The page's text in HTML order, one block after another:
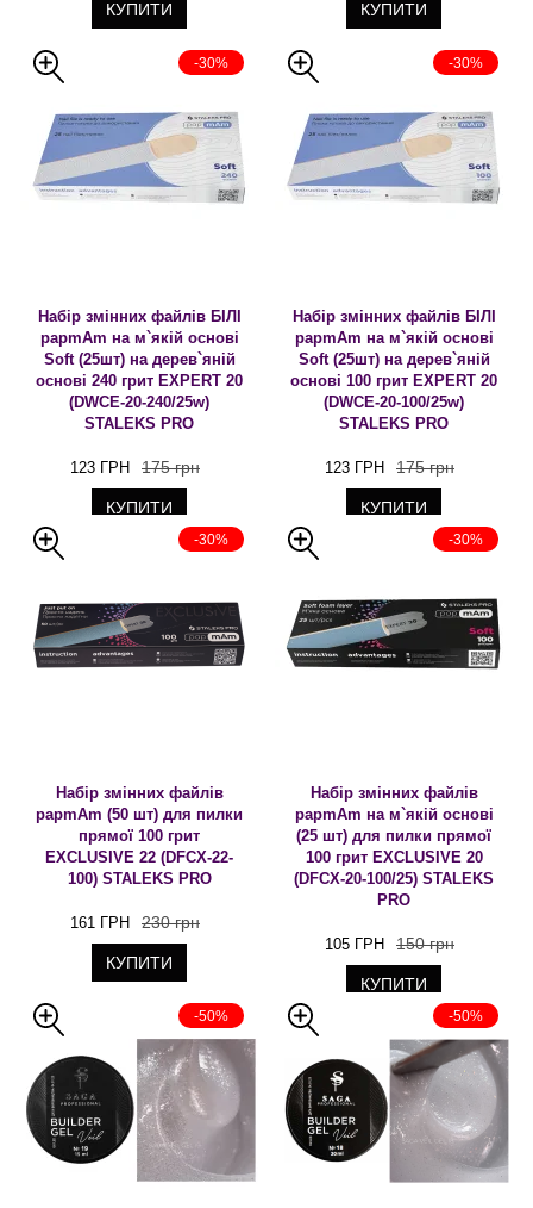
КУПИТИ КУПИТИ
-30%
Набір змінних файлів БІЛІ
papmAm на м`якій основі
Soft (25шт) на дерев`яній
основі 240 грит EXPERT 20
(DWCE-20-240/25w)
STALEKS PRO
123 ГРН 175 грн
КУПИТИ
-30%
Набір змінних файлів БІЛІ
papmAm на м`якій основі
Soft (25шт) на дерев`яній
основі 100 грит EXPERT 20
(DWCE-20-100/25w)
STALEKS PRO
123 ГРН 175 грн
КУПИТИ
-30%
Набір змінних файлів
papmAm (50 шт) для пилки
прямої 100 грит
EXCLUSIVE 22 (DFCX-22-
100) STALEKS PRO
161 ГРН 230 грн
КУПИТИ
-30%
Набір змінних файлів
papmAm на м`якій основі
(25 шт) для пилки прямої
100 грит EXCLUSIVE 20
(DFCX-20-100/25) STALEKS
PRO
105 ГРН 150 грн
КУПИТИ
-50% -50%